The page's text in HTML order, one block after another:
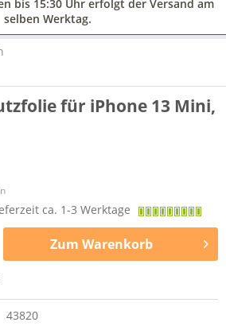
bis 15:30 Uhr erfolgt der Versand am
selben Werktag.
für iPhone 13 Mini,
ca. 1-3 Werktage
Zum Warenkorb
43820